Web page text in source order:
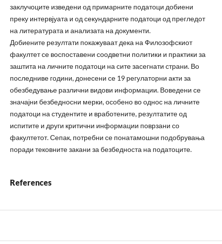
заклучоците изведени од примарните податоци добиени
преку интервјуата и од секундарните податоци од прегледот
на литературата и анализата на документи.
Добиените резултати покажуваат дека на Филозофскиот
факултет се воспоставени соодветни политики и практики за
заштита на личните податоци на сите засегнати страни. Во
последниве години, донесени се 19 регулаторни акти за
обезбедување различни видови информации. Воведени се
значајни безбедносни мерки, особено во однос на личните
податоци на студентите и вработените, резултатите од
испитите и други критични информации поврзани со
факултетот. Сепак, потребни се понатамошни подобрувања
поради тековните закани за безбедноста на податоците.
References